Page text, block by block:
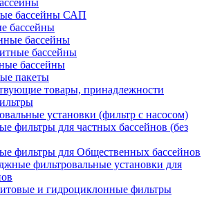
бассейны САП
бассейны
бассейны
бассейны
бассейны
пакеты
товары, принадлежности
установки (фильтр с насосом)
фильтры для частных бассейнов (без
фильтры для Общественных бассейнов
фильтровальные установки для
и гидроциклонные фильтры